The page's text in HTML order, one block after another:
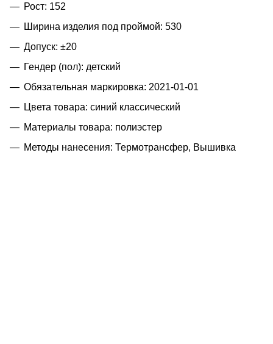
Рост: 152
Ширина изделия под проймой: 530
Допуск: ±20
Гендер (пол): детский
Обязательная маркировка: 2021-01-01
Цвета товара: синий классический
Материалы товара: полиэстер
Методы нанесения: Термотрансфер, Вышивка